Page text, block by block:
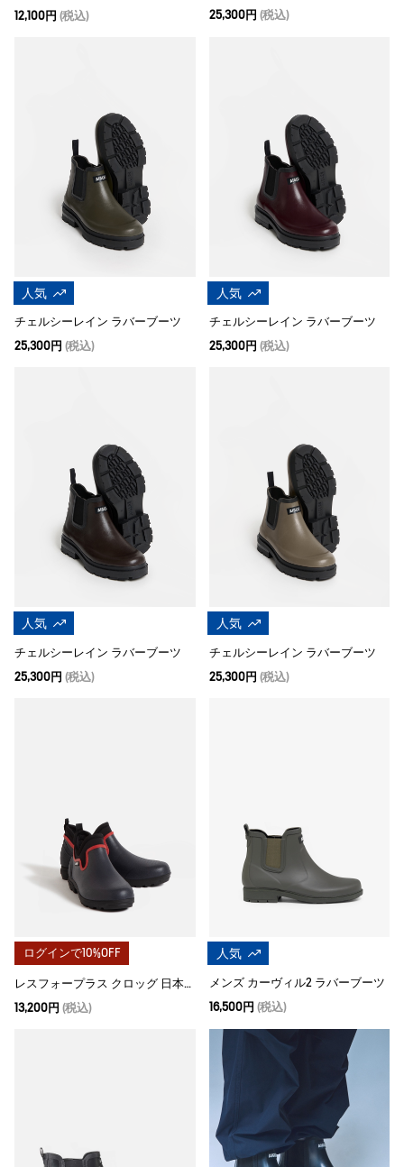
12,100円 (税込)
25,300円 (税込)
人気
チェルシーレイン ラバーブーツ
25,300円 (税込)
人気
チェルシーレイン ラバーブーツ
25,300円 (税込)
人気
チェルシーレイン ラバーブーツ
25,300円 (税込)
人気
チェルシーレイン ラバーブーツ
25,300円 (税込)
ログインで10%OFF
レスフォープラス クロッグ 日本限定カラー
13,200円 (税込)
人気
メンズ カーヴィル2 ラバーブーツ
16,500円 (税込)